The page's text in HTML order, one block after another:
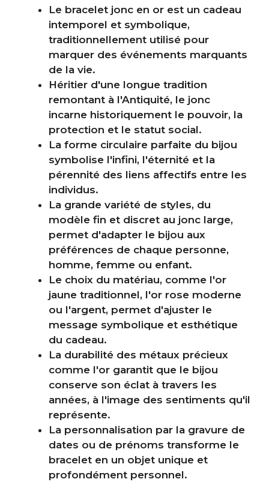
Le bracelet jonc en or est un cadeau
intemporel et symbolique,
traditionnellement utilisé pour
marquer des événements marquants
de la vie.
Héritier d'une longue tradition
remontant à l'Antiquité, le jonc
incarne historiquement le pouvoir, la
protection et le statut social.
La forme circulaire parfaite du bijou
symbolise l'infini, l'éternité et la
pérennité des liens affectifs entre les
individus.
La grande variété de styles, du
modèle fin et discret au jonc large,
permet d'adapter le bijou aux
préférences de chaque personne,
homme, femme ou enfant.
Le choix du matériau, comme l'or
jaune traditionnel, l'or rose moderne
ou l'argent, permet d'ajuster le
message symbolique et esthétique
du cadeau.
La durabilité des métaux précieux
comme l'or garantit que le bijou
conserve son éclat à travers les
années, à l'image des sentiments qu'il
représente.
La personnalisation par la gravure de
dates ou de prénoms transforme le
bracelet en un objet unique et
profondément personnel.